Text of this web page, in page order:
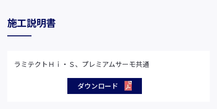
施工説明書
ラミテクトＨｉ・Ｓ、プレミアムサーモ共通
ダウンロード